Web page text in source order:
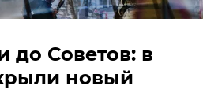
до Советов: в
новый